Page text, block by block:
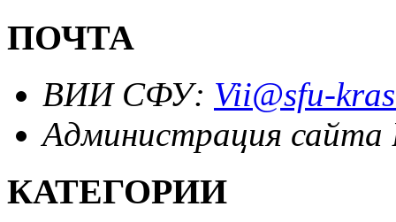
ПОЧТА
ВИИ СФУ: Vii@sfu-
Администрация
КАТЕГОРИИ